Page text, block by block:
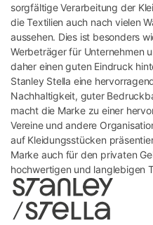
sorgfältige Verarbeitung der
die Textilien auch nach vielen
aussehen. Dies ist besonders
Werbeträger für Unternehmen
daher einen guten Eindruck
Stanley Stella eine
Nachhaltigkeit, guter
macht die Marke zu einer
Vereine und andere
auf Kleidungsstücken
Marke auch für den privaten
hochwertigen und langlebigen